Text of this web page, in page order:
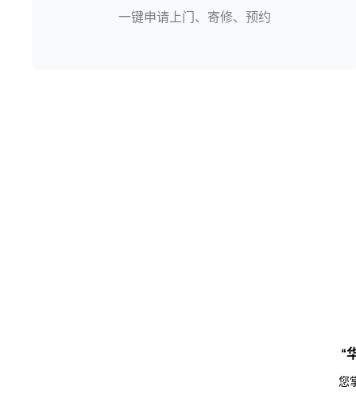
一键申请上门、寄修、预约
“
您